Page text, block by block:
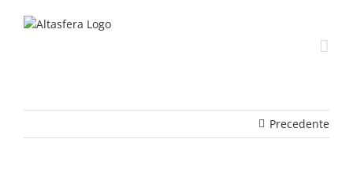
Precedente